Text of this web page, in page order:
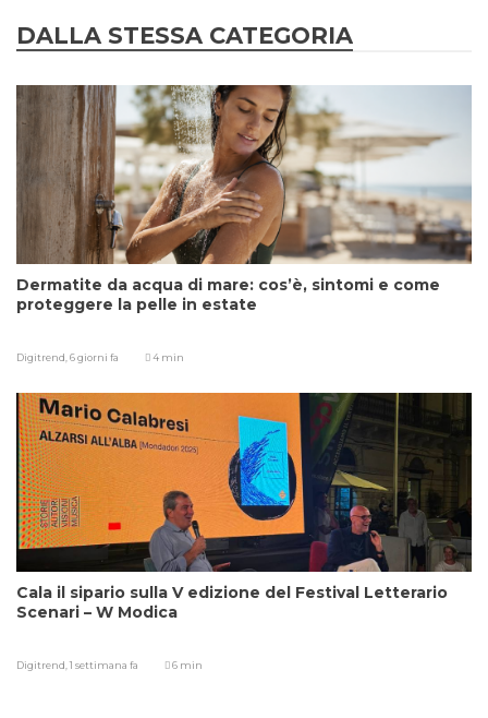
DALLA STESSA CATEGORIA
Dermatite da acqua di mare: cos’è, sintomi e come
proteggere la pelle in estate
Digitrend, 6 giorni fa 4 min
Cala il sipario sulla V edizione del Festival Letterario
Scenari – W Modica
Digitrend,1 settimana fa 6 min